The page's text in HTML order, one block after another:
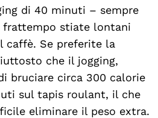
di 40 minuti – sempre
frattempo stiate lontani
caffè. Se preferite la
che il jogging,
bruciare circa 300 calorie
sul tapis roulant, il che
eliminare il peso extra.